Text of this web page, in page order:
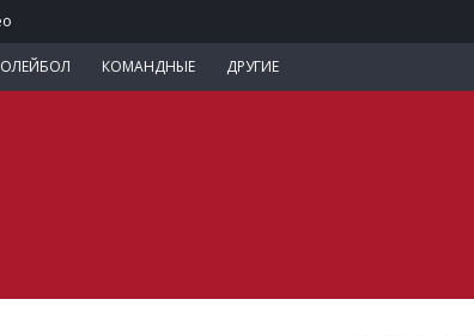
КОМАНДНЫЕ ДРУГИЕ